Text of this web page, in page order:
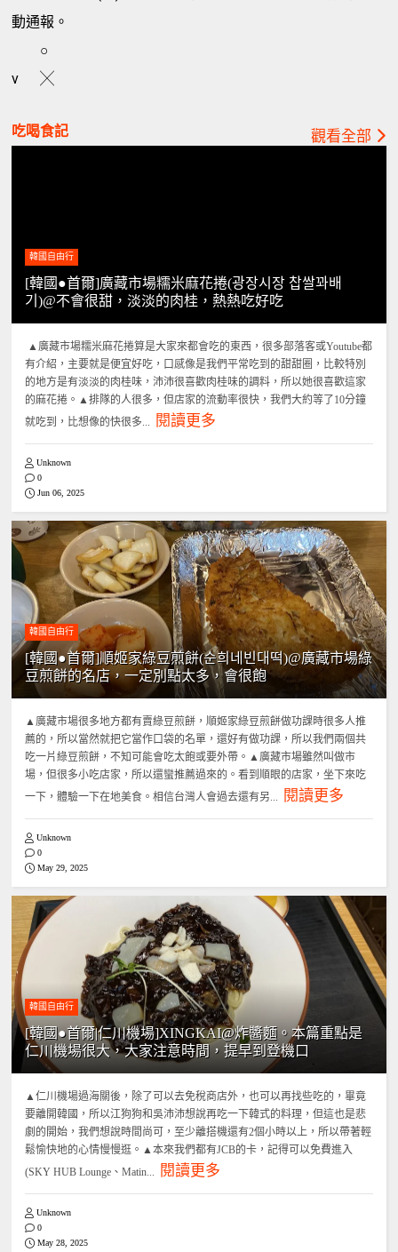
動通報。
○
v
╳
吃喝食記 觀看全部
韓國自由行
[韓國●首爾]廣藏市場糯米麻花捲(광장시장 찹쌀꽈배
기)@不會很甜，淡淡的肉桂，熱熱吃好吃
▲廣藏市場糯米麻花捲算是大家來都會吃的東西，很多部落客或Youtube都
有介紹，主要就是便宜好吃，口感像是我們平常吃到的甜甜圈，比較特別
的地方是有淡淡的肉桂味，沛沛很喜歡肉桂味的調料，所以她很喜歡這家
的麻花捲。▲排隊的人很多，但店家的流動率很快，我們大約等了10分鐘
就吃到，比想像的快很多...
閱讀更多
Unknown
0
Jun 06, 2025
韓國自由行
[韓國●首爾]順姬家綠豆煎餅(순희네빈대떡)@廣藏市場綠
豆煎餅的名店，一定別點太多，會很飽
▲廣藏市場很多地方都有賣綠豆煎餅，順姬家綠豆煎餅做功課時很多人推
薦的，所以當然就把它當作口袋的名單，還好有做功課，所以我們兩個共
吃一片綠豆煎餅，不知可能會吃太飽或要外帶。▲廣藏市場雖然叫做市
場，但很多小吃店家，所以還蠻推薦過來的。看到順眼的店家，坐下來吃
一下，體驗一下在地美食。相信台灣人會過去還有另...
閱讀更多
Unknown
0
May 29, 2025
韓國自由行
[韓國●首爾|仁川機場]XINGKAI@炸醬麵。本篇重點是
仁川機場很大，大家注意時間，提早到登機口
▲仁川機場過海關後，除了可以去免稅商店外，也可以再找些吃的，畢竟
要離開韓國，所以江狗狗和吳沛沛想說再吃一下韓式的料理，但這也是悲
劇的開始，我們想說時間尚可，至少離搭機還有2個小時以上，所以帶著輕
鬆愉快地的心情慢慢逛。▲本來我們都有JCB的卡，記得可以免費進入
(SKY HUB Lounge、Matin...
閱讀更多
Unknown
0
May 28, 2025